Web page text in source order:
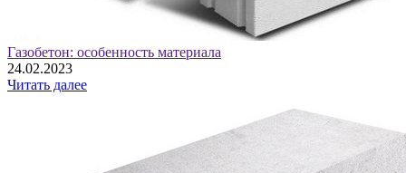
Газобетон: особенность материала
24.02.2023
Читать далее